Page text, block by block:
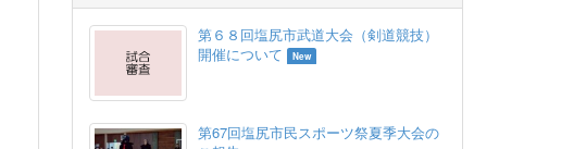
第６８回塩尻市武道大会（剣道競技）
開催について
New
第67回塩尻市民スポーツ祭夏季大会の